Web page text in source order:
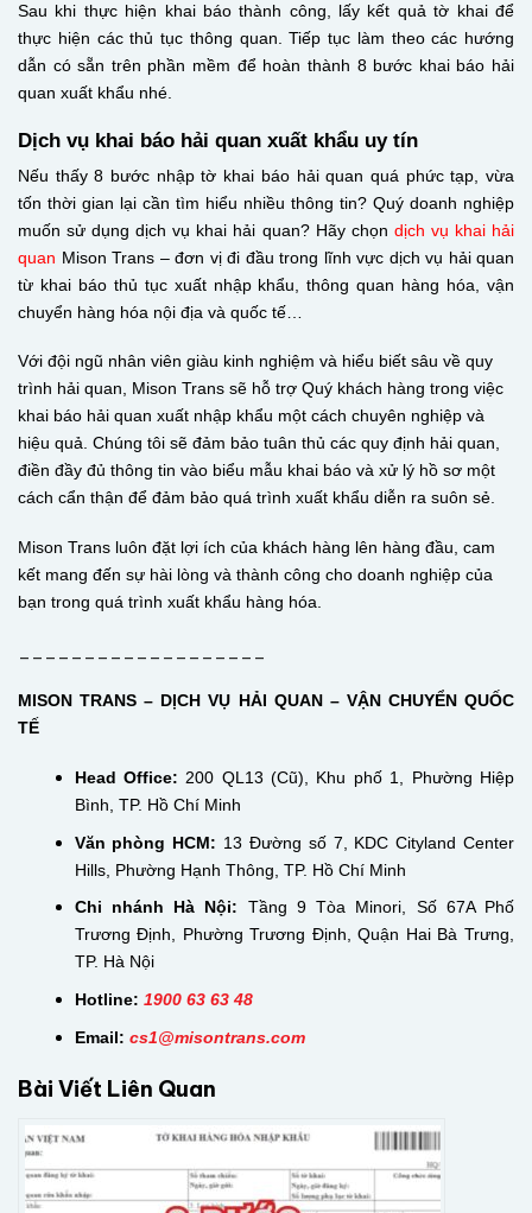
Sau khi thực hiện khai báo thành công, lấy kết quả tờ khai để
thực hiện các thủ tục thông quan. Tiếp tục làm theo các hướng
dẫn có sẵn trên phần mềm để hoàn thành 8 bước khai báo hải
quan xuất khẩu nhé.
Dịch vụ khai báo hải quan xuất khẩu uy tín
Nếu thấy 8 bước nhập tờ khai báo hải quan quá phức tạp, vừa
tốn thời gian lại cần tìm hiểu nhiều thông tin? Quý doanh nghiệp
muốn sử dụng dịch vụ khai hải quan? Hãy chọn dịch vụ khai hải
quan Mison Trans – đơn vị đi đầu trong lĩnh vực dịch vụ hải quan
từ khai báo thủ tục xuất nhập khẩu, thông quan hàng hóa, vận
chuyển hàng hóa nội địa và quốc tế…
Với đội ngũ nhân viên giàu kinh nghiệm và hiểu biết sâu về quy
trình hải quan, Mison Trans sẽ hỗ trợ Quý khách hàng trong việc
khai báo hải quan xuất nhập khẩu một cách chuyên nghiệp và
hiệu quả. Chúng tôi sẽ đảm bảo tuân thủ các quy định hải quan,
điền đầy đủ thông tin vào biểu mẫu khai báo và xử lý hồ sơ một
cách cẩn thận để đảm bảo quá trình xuất khẩu diễn ra suôn sẻ.
Mison Trans luôn đặt lợi ích của khách hàng lên hàng đầu, cam
kết mang đến sự hài lòng và thành công cho doanh nghiệp của
bạn trong quá trình xuất khẩu hàng hóa.
MISON TRANS – DỊCH VỤ HẢI QUAN – VẬN CHUYỂN QUỐC
TẾ
Head Office: 200 QL13 (Cũ), Khu phố 1, Phường Hiệp
Bình, TP. Hồ Chí Minh
Văn phòng HCM: 13 Đường số 7, KDC Cityland Center
Hills, Phường Hạnh Thông, TP. Hồ Chí Minh
Chi nhánh Hà Nội: Tầng 9 Tòa Minori, Số 67A Phố
Trương Định, Phường Trương Định, Quận Hai Bà Trưng,
TP. Hà Nội
Hotline: 1900 63 63 48
Email: cs1@misontrans.com
Bài Viết Liên Quan